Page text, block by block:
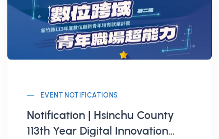
EVENT NOTIFICATIONS
Notification | Hsinchu County
113th Year Digital Innovation